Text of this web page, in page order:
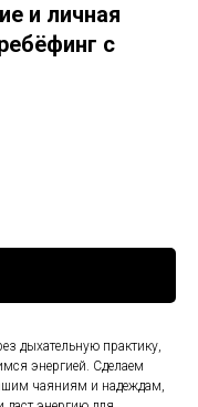
и личная
с
дыхательную практику,
энергией. Сделаем
чаяниям и надеждам,